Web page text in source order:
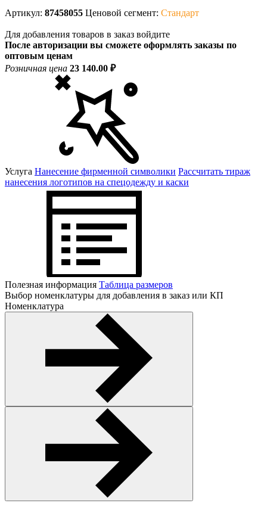
Артикул: 87458055 Ценовой сегмент: Стандарт
Для добавления товаров в заказ войдите
После авторизации вы сможете оформлять заказы по
оптовым ценам
Розничная цена 23 140.00 ₽
Услуга Нанесение фирменной символики Рассчитать тираж
нанесения логотипов на спецодежду и каски
Полезная информация Таблица размеров
Выбор номенклатуры для добавления в заказ или КП
Номенклатура